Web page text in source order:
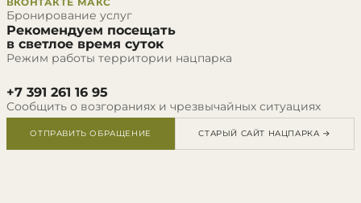
Бронирование услуг
Рекомендуем посещать
в светлое время суток
Режим работы территории нацпарка
+7 391 261 16 95
Сообщить о возгораниях и чрезвычайных ситуациях
ОТПРАВИТЬ ОБРАЩЕНИЕ СТАРЫЙ САЙТ НАЦПАРКА →